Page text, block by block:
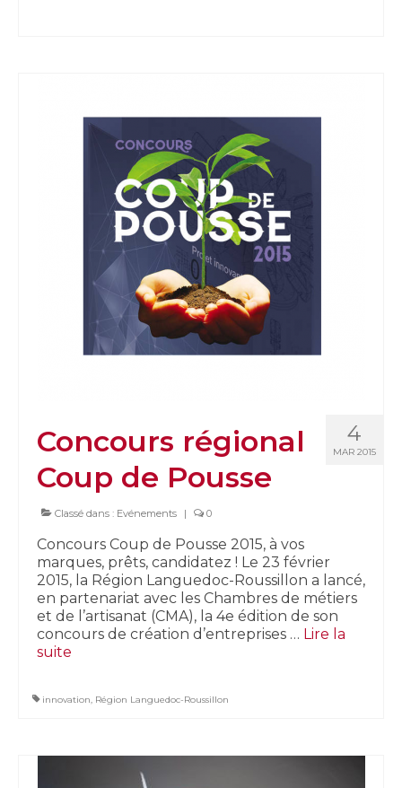
4
MAR 2015
Concours régional
Coup de Pousse
Classé dans : Evénements | 0
Concours Coup de Pousse 2015, à vos
marques, prêts, candidatez ! Le 23 février
2015, la Région Languedoc-Roussillon a lancé,
en partenariat avec les Chambres de métiers
et de l’artisanat (CMA), la 4e édition de son
concours de création d’entreprises … Lire la
suite­­
innovation, Région Languedoc-Roussillon